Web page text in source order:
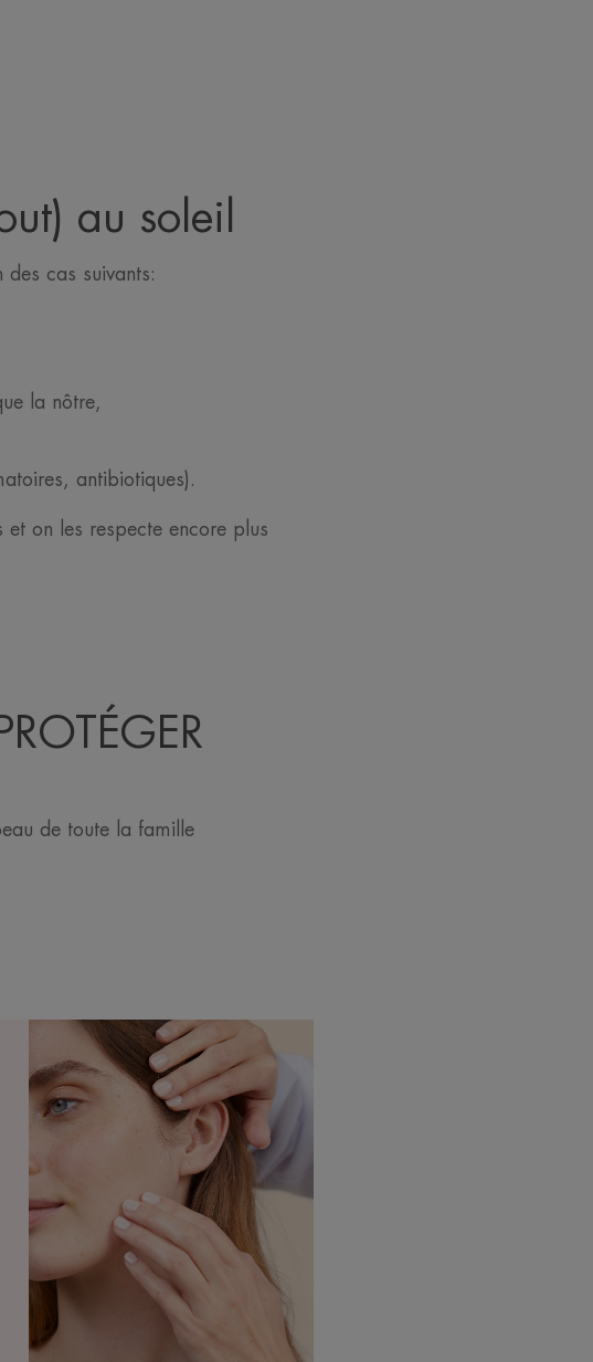
au soleil
cas suivants:
la nôtre,
antibiotiques).
on les respecte encore plus
de toute la famille